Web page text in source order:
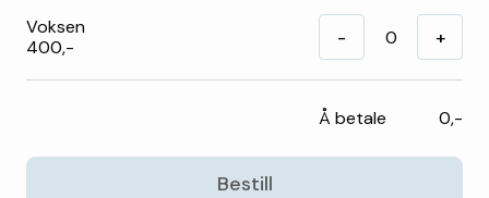
Voksen
400,-
- +
Å betale 0,-
Bestill